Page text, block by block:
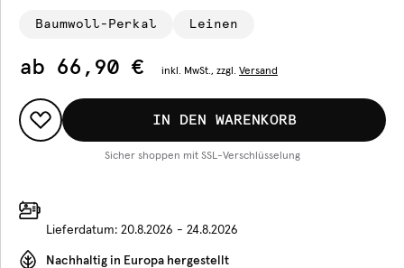
Baumwoll-Perkal Leinen
ab 66,90 € inkl. MwSt., zzgl. Versand
IN DEN WARENKORB
Sicher shoppen mit SSL-Verschlüsselung
Lieferdatum: 20.8.2026 - 24.8.2026
Nachhaltig in Europa hergestellt